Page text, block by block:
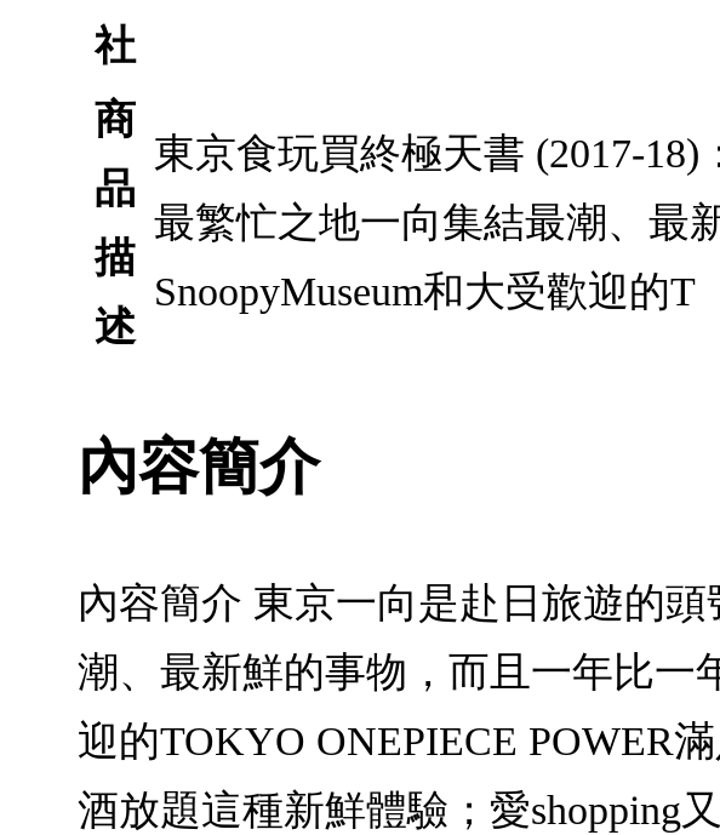
社
商
品
描
述
東京食玩買終極天書 (2017-
最繁忙之地一向集結最潮、最
SnoopyMuseum和大受歡迎的T
內容簡介
內容簡介 東京一向是赴日旅遊的
潮、最新鮮的事物，而且一年比一
迎的TOKYO ONEPIECE POWER
酒放題這種新鮮體驗；愛shopping